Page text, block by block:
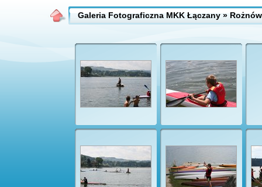
Galeria Fotograficzna MKK Łączany » Rożnów